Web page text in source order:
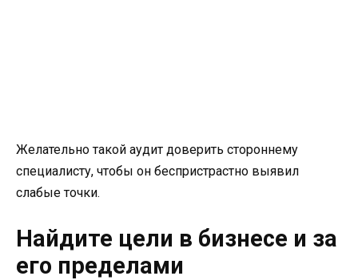
Желательно такой аудит доверить стороннему
специалисту, чтобы он беспристрастно выявил
слабые точки.
Найдите цели в бизнесе и за
его пределами